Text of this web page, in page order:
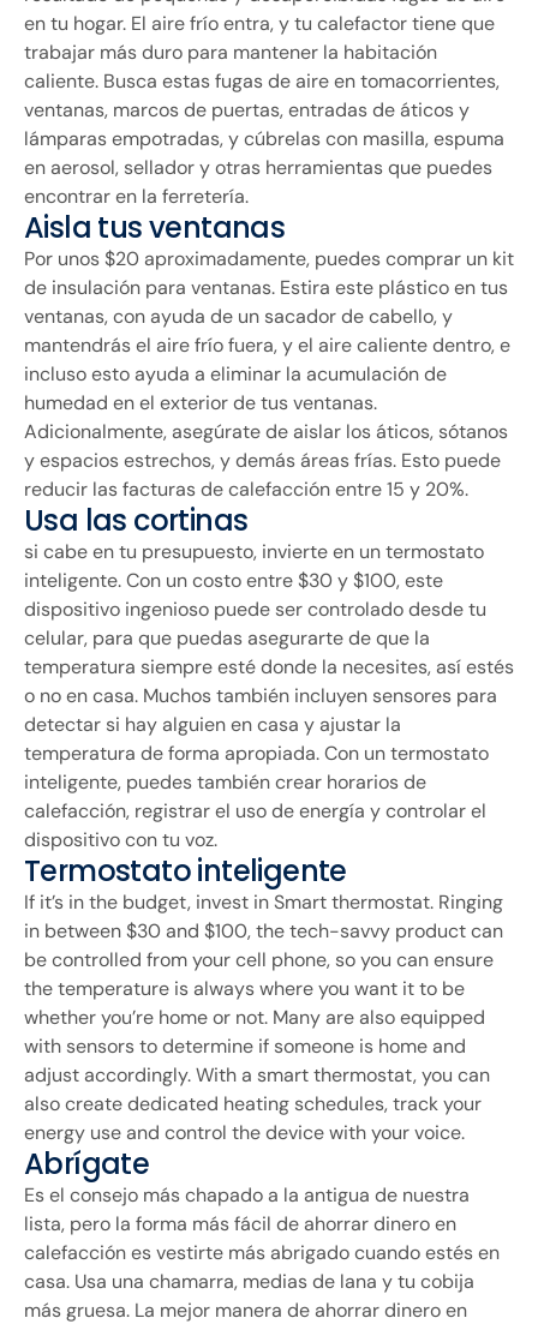
en tu hogar. El aire frío entra, y tu calefactor tiene que
trabajar más duro para mantener la habitación
caliente. Busca estas fugas de aire en tomacorrientes,
ventanas, marcos de puertas, entradas de áticos y
lámparas empotradas, y cúbrelas con masilla, espuma
en aerosol, sellador y otras herramientas que puedes
encontrar en la ferretería.
Aisla tus ventanas
Por unos $20 aproximadamente, puedes comprar un kit
de insulación para ventanas. Estira este plástico en tus
ventanas, con ayuda de un sacador de cabello, y
mantendrás el aire frío fuera, y el aire caliente dentro, e
incluso esto ayuda a eliminar la acumulación de
humedad en el exterior de tus ventanas.
Adicionalmente, asegúrate de aislar los áticos, sótanos
y espacios estrechos, y demás áreas frías. Esto puede
reducir las facturas de calefacción entre 15 y 20%.
Usa las cortinas
si cabe en tu presupuesto, invierte en un termostato
inteligente. Con un costo entre $30 y $100, este
dispositivo ingenioso puede ser controlado desde tu
celular, para que puedas asegurarte de que la
temperatura siempre esté donde la necesites, así estés
o no en casa. Muchos también incluyen sensores para
detectar si hay alguien en casa y ajustar la
temperatura de forma apropiada. Con un termostato
inteligente, puedes también crear horarios de
calefacción, registrar el uso de energía y controlar el
dispositivo con tu voz.
Termostato inteligente
If it’s in the budget, invest in Smart thermostat. Ringing
in between $30 and $100, the tech-savvy product can
be controlled from your cell phone, so you can ensure
the temperature is always where you want it to be
whether you’re home or not. Many are also equipped
with sensors to determine if someone is home and
adjust accordingly. With a smart thermostat, you can
also create dedicated heating schedules, track your
energy use and control the device with your voice.
Abrígate
Es el consejo más chapado a la antigua de nuestra
lista, pero la forma más fácil de ahorrar dinero en
calefacción es vestirte más abrigado cuando estés en
casa. Usa una chamarra, medias de lana y tu cobija
más gruesa. La mejor manera de ahorrar dinero en